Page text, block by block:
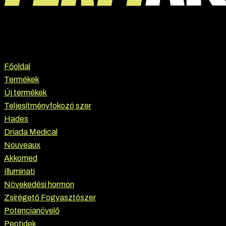
Főoldal
Termékek
Új termékek
Teljesítményfokozó szer
Hades
Driada Medical
Nouveaux
Akkomed
Illuminati
Növekedési hormon
Zsírégető Fogyasztószer
Potencianövelő
Peptidek